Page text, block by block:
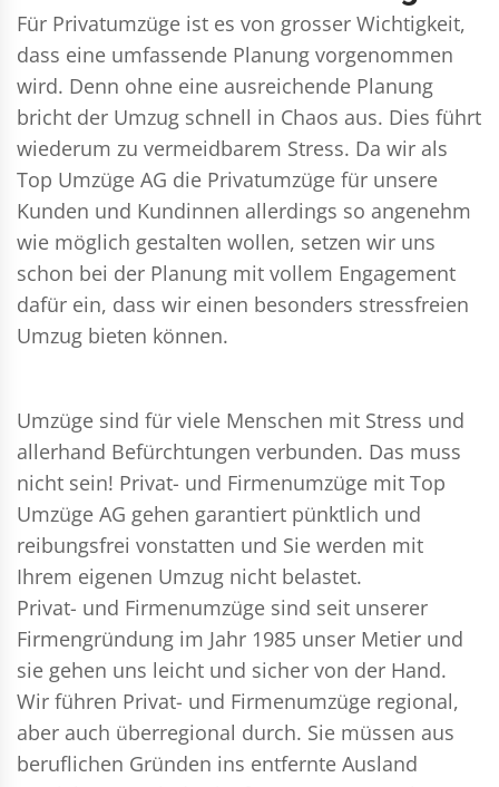
Für Privatumzüge ist es von grosser Wichtigkeit,
dass eine umfassende Planung vorgenommen
wird. Denn ohne eine ausreichende Planung
bricht der Umzug schnell in Chaos aus. Dies führt
wiederum zu vermeidbarem Stress. Da wir als
Top Umzüge AG die Privatumzüge für unsere
Kunden und Kundinnen allerdings so angenehm
wie möglich gestalten wollen, setzen wir uns
schon bei der Planung mit vollem Engagement
dafür ein, dass wir einen besonders stressfreien
Umzug bieten können.
Umzüge sind für viele Menschen mit Stress und
allerhand Befürchtungen verbunden. Das muss
nicht sein! Privat- und Firmenumzüge mit Top
Umzüge AG gehen garantiert pünktlich und
reibungsfrei vonstatten und Sie werden mit
Ihrem eigenen Umzug nicht belastet.
Privat- und Firmenumzüge sind seit unserer
Firmengründung im Jahr 1985 unser Metier und
sie gehen uns leicht und sicher von der Hand.
Wir führen Privat- und Firmenumzüge regional,
aber auch überregional durch. Sie müssen aus
beruflichen Gründen ins entfernte Ausland